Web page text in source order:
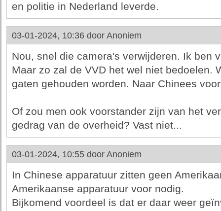
en politie in Nederland leverde.
03-01-2024, 10:36 door Anoniem
Nou, snel die camera's verwijderen. Ik ben
Maar zo zal de VVD het wel niet bedoelen.
gaten gehouden worden. Naar Chinees
Of zou men ook voorstander zijn van het
gedrag van de overheid? Vast niet...
03-01-2024, 10:55 door Anoniem
In Chinese apparatuur zitten geen
Amerikaanse apparatuur voor nodig.
Bijkomend voordeel is dat er daar weer